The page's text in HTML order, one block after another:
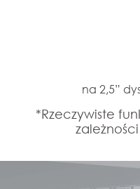
na 2,5”
*Rzeczywiste